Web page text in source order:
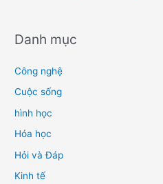
Danh mục
Công nghệ
Cuộc sống
hình học
Hóa học
Hỏi và Đáp
Kinh tế